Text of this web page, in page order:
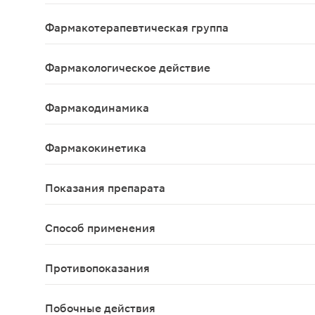
Фармакотерапевтическая группа
Фармакологическое действие
Фармакодинамика
Фармакокинетика
Показания препарата
В качестве симптоматического средства при
Способ применения
Противопоказания
Гиперчувствительность; тяжелые нарушения
Побочные действия